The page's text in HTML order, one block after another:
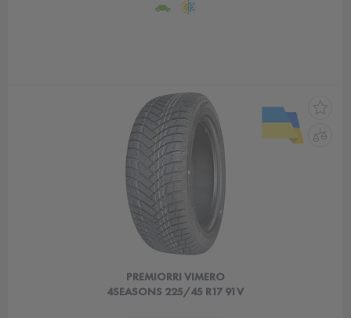
PREMIORRI VIMERO
4SEASONS 225/45 R17 91V